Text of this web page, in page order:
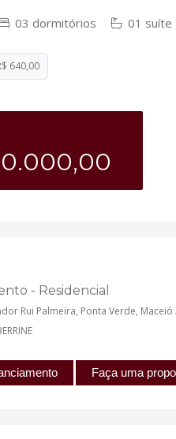
03 dormitórios 01 suíte
640,00
- Residencial
Rui Palmeira, Ponta Verde, Maceió
Faça uma